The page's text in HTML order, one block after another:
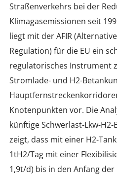
Straßenverkehrs bei der
Klimagasemissionen seit
liegt mit der AFIR
Regulation) für die EU ein
regulatorisches Instrument
Stromlade- und H2-
Knotenpunkten vor. Die
künftige Schwerlast-Lkw-
zeigt, dass mit einer H2-
1tH2/Tag mit einer
1,9t/d) bis in den Anfang